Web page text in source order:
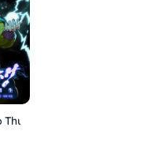
Ở Thế Giới Võ Lâm